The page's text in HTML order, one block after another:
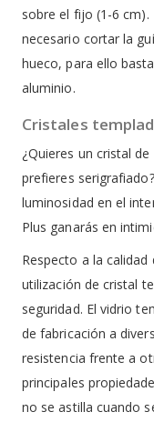
sobre el fijo (1-6
necesario cortar la
hueco, para ello
aluminio.
Cristales
¿Quieres un cristal
prefieres
luminosidad en el
Plus ganarás en
Respecto a la
utilización de cristal
seguridad. El vidrio
de fabricación a
resistencia frente a
principales
no se astilla cuando